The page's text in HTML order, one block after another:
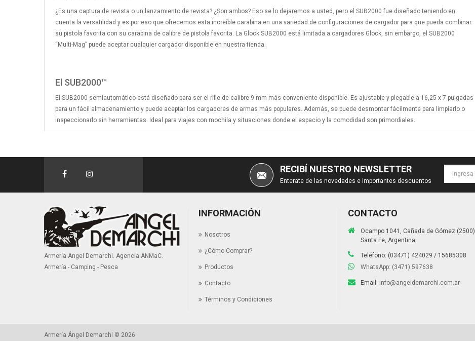
¿Es una captura de revista o un lanzamiento de revista? ¿Son ambos? Eso se lo dejaremos a usted, pero el SUB2000 fue diseñado teniendo en
cuenta la versatilidad y es por eso que ofrecemos esta increíble carabina en una variedad de configuraciones de cargador para que pueda combinar
su pistola favorita con su carabina de calibre de pistola favorita. La Glock SUB2000 está limitada a cargadores Glock, sin embargo, el SUB2000
“Multi-Mag” puede aceptar cualquier cargador disponible en nuestra tienda.
El SUB2000™
El SUB2000 semiautomático está diseñado para ser el rifle de calibre 9 mm más conveniente disponible. Es ajustable y plegable a 16,25 x 7 pulgadas
para un fácil almacenamiento y puede aceptar los cargadores de armas más populares. Además, se puede desmontar fácilmente para limpiarlo o
inspeccionarlo sin herramientas. Ideal para viajes con mochila y situaciones donde el espacio y la comodidad son primordiales.
RECIBÍ NUESTRO NEWSLETTER
Enterate de las novedades e importantes descuentos
Armería Angel Demarchi. Agencia ANMaC.
Armería - Camping - Pesca
INFORMACIÓN
Nosotros
¿Cómo Comprar?
Productos
Contacto
Términos y Condiciones
CONTACTO
Ocampo 1041, Cañada de Gómez (2500)
Santa Fe, Argentina
Teléfono: (03471) 424029 / 15685308
WhatsApp: (3471) 597638
Email: info@angeldemarchi.com.ar
Armería Ángel Demarchi © 2026